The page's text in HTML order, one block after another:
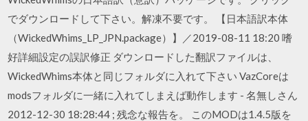
でダウンロードして下さい。解凍不要です。 【日本語訳本体
（WickedWhims_LP_JPN.package）】／2019-08-11 18:20 嗜
好詳細設定の誤訳修正 ダウンロードした翻訳ファイルは、
WickedWhims本体と同じフォルダに入れて下さい VazCoreは
modsフォルダに一緒に入れてしまえば動作します - 名無しさん
2012-12-30 18:28:44 ; 残念な報告を。 このMODは1.4.5版を